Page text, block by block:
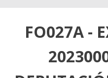
FO027A -